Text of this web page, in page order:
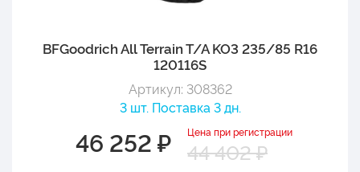
BFGoodrich All Terrain T/A KO3 235/85 R16
120116S
Артикул: 308362
3 шт. Поставка 3 дн.
46 252 ₽ Цена при регистрации
44 402 ₽